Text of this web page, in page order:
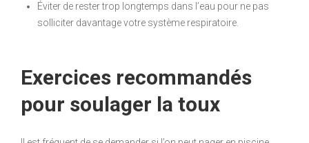
Éviter de rester trop longtemps dans l’eau pour ne pas
solliciter davantage votre système respiratoire.
Exercices recommandés
pour soulager la toux